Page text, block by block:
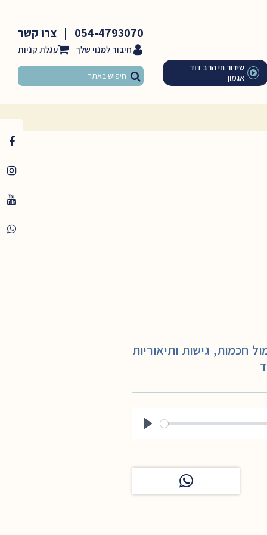
שידור חי הרב דוד
אגמון
054-4793070
| צרו קשר
חיבור למנוי שלך
גישות ותיאוריות